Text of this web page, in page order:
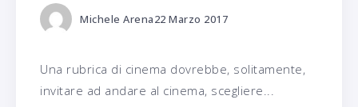
Michele Arena22 Marzo 2017
Una rubrica di cinema dovrebbe, solitamente,
invitare ad andare al cinema, scegliere...